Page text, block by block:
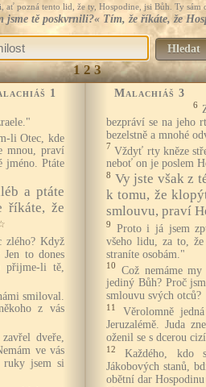
pozná tento lid, že ty, Hospodine, jsi Bůh. Ty sám
tě poskvrnili?« Tím, že říkáte, že
Hledat
1 2 3
1
li Otec, kde
mnou, praví
jméno. Ptáte
a ptáte
říkáte, že
zlého? Když
to dones
přijme-li tě,
smiloval.
z vás
dveře,
ve vás
ruky jsem si
Malachiáš 3
6
bezpráví se na jeho
bezelstně a mnohé
7 Vždyť rty kněze
neboť on je poslem
8 Vy jste však z
k tomu, že
smlouvu, praví
9
Proto i já jsem
všeho lidu, za to,
straníte osobám."
10
Což nemáme
jediný Bůh? Proč
smlouvu svých otců?
11
Věrolomně
Jeruzalémě. Juda
oženil se s dcerou
12
Každého, kdo
Jákobových stanů,
obětní dar Hospodinu